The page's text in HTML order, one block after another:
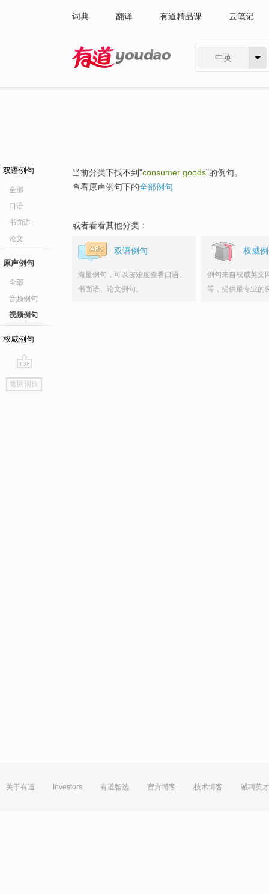
词典 翻译 有道精品课 云笔记
中英
双语例句
全部
口语
书面语
论文
原声例句
全部
音频例句
视频例句
权威例句
go
top
返回词典
当前分类下找不到"consumer goods"的例句。
查看原声例句下的全部例句
或者看看其他分类：
双语例句
海量例句，可以按难度查看口语、
书面语、论文例句。
权威
例句来自权威英文
等，提供最专业的
关于有道 Investors 有道智选 官方博客 技术博客 诚聘英才